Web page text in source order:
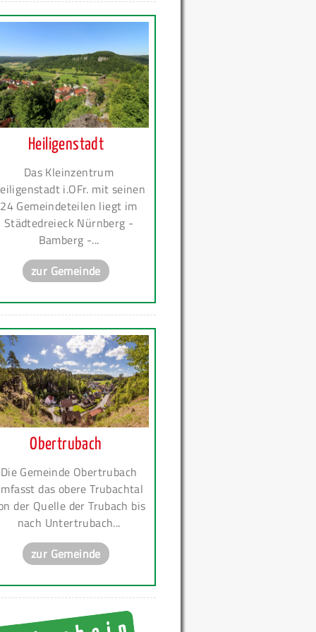
Heiligenstadt
Das Kleinzentrum
i.OFr. mit seinen
24 Gemeindeteilen liegt im
Städtedreieck Nürnberg -
Bamberg -...
zur Gemeinde
Obertrubach
Die Gemeinde Obertrubach
das obere Trubachtal
der Quelle der Trubach bis
nach Untertrubach...
zur Gemeinde